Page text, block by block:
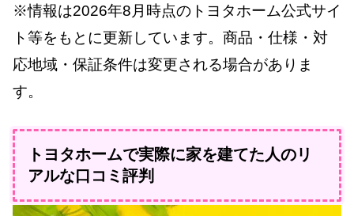
※情報は2026年8月時点のトヨタホーム公式サイ
ト等をもとに更新しています。商品・仕様・対
応地域・保証条件は変更される場合がありま
す。
トヨタホームで実際に家を建てた人のリ
アルな口コミ評判